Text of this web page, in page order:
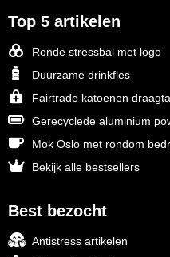
Top 5 artikelen
Ronde stressbal met logo
Duurzame drinkfles
Fairtrade katoenen
Gerecyclede aluminium
Mok Oslo met rondom
Bekijk alle bestsellers
Best bezocht
Antistress artikelen